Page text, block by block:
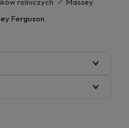
Ferguson